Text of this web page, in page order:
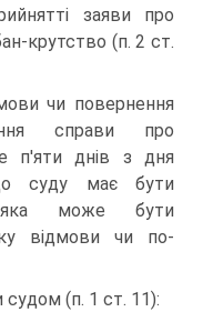
заяви про
крутство (п. 2 ст.
чи повернення
справи про
п'яти днів з дня
суду має бути
яка може бути
відмови чи по-
судом (п. 1 ст. 11):